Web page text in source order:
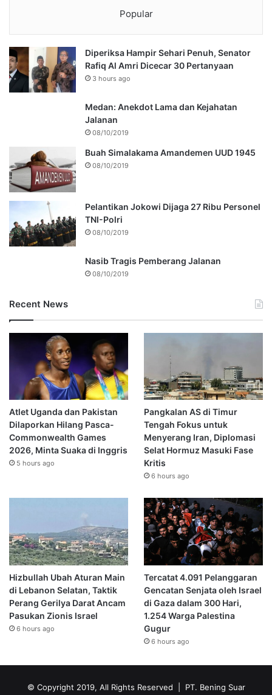
Popular
Diperiksa Hampir Sehari Penuh, Senator
Rafiq Al Amri Dicecar 30 Pertanyaan
3 hours ago
Medan: Anekdot Lama dan Kejahatan
Jalanan
08/10/2019
Buah Simalakama Amandemen UUD 1945
08/10/2019
Pelantikan Jokowi Dijaga 27 Ribu Personel
TNI-Polri
08/10/2019
Nasib Tragis Pemberang Jalanan
08/10/2019
Recent News
Atlet Uganda dan Pakistan
Dilaporkan Hilang Pasca-
Commonwealth Games
2026, Minta Suaka di Inggris
5 hours ago
Pangkalan AS di Timur
Tengah Fokus untuk
Menyerang Iran, Diplomasi
Selat Hormuz Masuki Fase
Kritis
6 hours ago
Hizbullah Ubah Aturan Main
di Lebanon Selatan, Taktik
Perang Gerilya Darat Ancam
Pasukan Zionis Israel
6 hours ago
Tercatat 4.091 Pelanggaran
Gencatan Senjata oleh Israel
di Gaza dalam 300 Hari,
1.254 Warga Palestina
Gugur
6 hours ago
© Copyright 2019, All Rights Reserved | PT. Bening Suar